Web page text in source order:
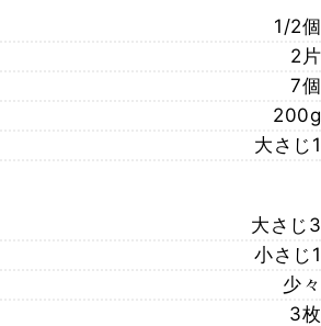
1/2個
2片
7個
200g
大さじ1
大さじ3
小さじ1
少々
3枚